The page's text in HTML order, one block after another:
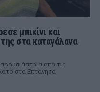
μπικίνι και
στα καταγάλανα
από τις
στα Επτάνησα